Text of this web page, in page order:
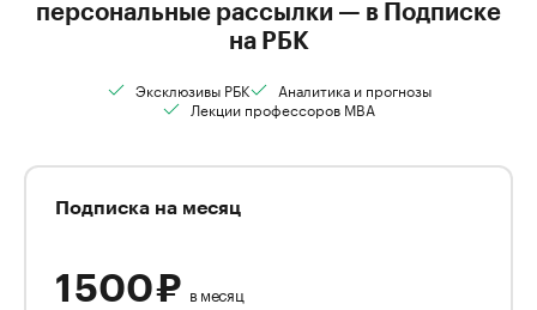
персональные рассылки — в Подписке
на РБК
Эксклюзивы РБК
Аналитика и прогнозы
Лекции профессоров MBA
Подписка на месяц
1 500 ₽ в месяц